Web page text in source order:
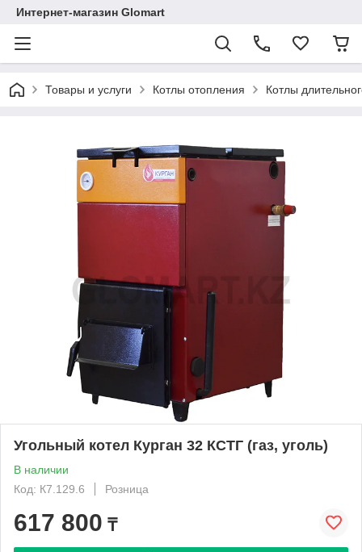
Интернет-магазин Glomart
Товары и услуги Котлы отопления Котлы
Угольный котел Курган 32 КСТГ (газ, уголь)
В наличии
Код: К7.129.6
Розница
617 800 ₸